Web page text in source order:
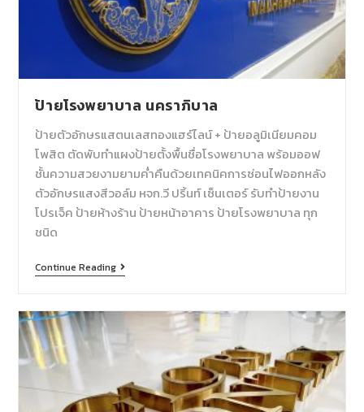
ป้ายโรงพยาบาล นคราภิบาล
ป้ายตัวอักษรแสตนเลสทองแฮร์ไลน์ + ป้ายอลูมิเนียมคอม
โพสิต ตัดพับทำแผงป้ายตั้งพื้นชื่อโรงพยาบาล พร้อมออฟ
ชั้นความสวยงามยามค่ำคืนด้วยเทคนิคการซ่อนไฟออกหลัง
ตัวอักษรแสงสีวอล์ม หจก.วี ปริ้นท์ เซ็นเตอร์ รับทำป้ายงาน
โปรเจ็ค ป้ายห้างร้าน ป้ายหน้าอาคาร ป้ายโรงพยาบาล ทุก
ชนิด
Continue Reading